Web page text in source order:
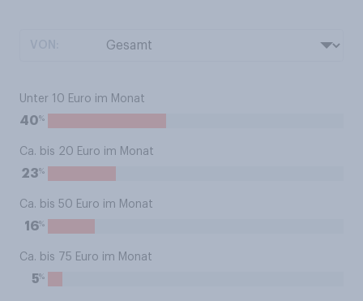
Unter 10 Euro im Monat
40%
Ca. bis 20 Euro im Monat
23%
Ca. bis 50 Euro im Monat
16%
Ca. bis 75 Euro im Monat
5%